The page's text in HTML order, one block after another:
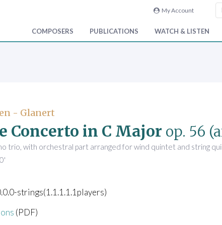
My Account
COMPOSERS PUBLICATIONS WATCH & LISTEN
- Glanert
Concerto in C Major op. 56
trio, with orchestral part arranged for wind quintet and string
strings(1.1.1.1.1players)
(PDF)